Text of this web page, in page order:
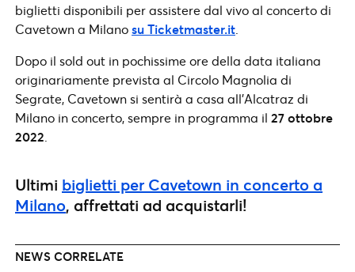
biglietti disponibili per assistere dal vivo al concerto di
Cavetown a Milanosu Ticketmaster.it
Dopo il sold out in pochissime ore della data italiana
originariamente prevista al Circolo Magnolia di
Segrate, Cavetown si sentirà a casa all’Alcatraz di
Milano in concerto, sempre in programma il 27 ottobre
2022
Ultimi biglietti per Cavetown in concerto a
Milano, affrettati ad acquistarli!
NEWS CORRELATE